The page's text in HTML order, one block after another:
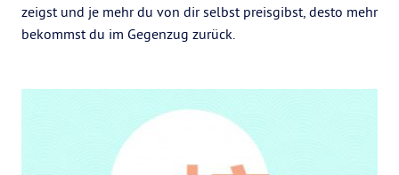
zeigst und je mehr du von dir selbst preisgibst, desto mehr
bekommst du im Gegenzug zurück.